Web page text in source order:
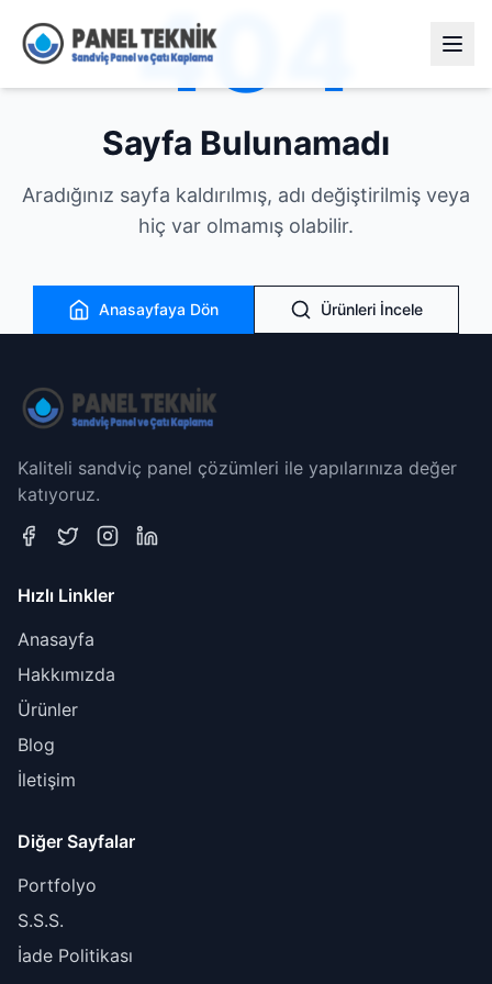
404
Sayfa Bulunamadı
Aradığınız sayfa kaldırılmış, adı değiştirilmiş veya
hiç var olmamış olabilir.
Anasayfaya Dön Ürünleri İncele
Kaliteli sandviç panel çözümleri ile yapılarınıza değer
katıyoruz.
Hızlı Linkler
Anasayfa
Hakkımızda
Ürünler
Blog
İletişim
Diğer Sayfalar
Portfolyo
S.S.S.
İade Politikası